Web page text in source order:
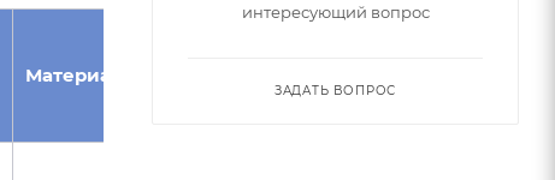
Материал
Морзе
интересующий вопрос
ЗАДАТЬ ВОПРОС